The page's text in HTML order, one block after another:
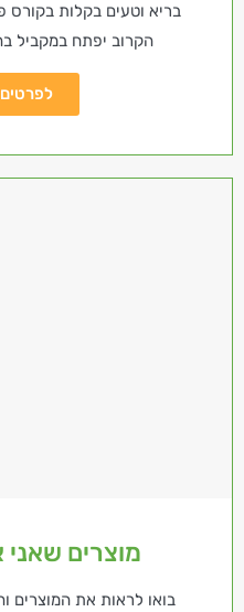
בריא וטעים בקלות בקורס
הקרוב יפתח במקביל
מוצרים
בואו לראות את המוצרים